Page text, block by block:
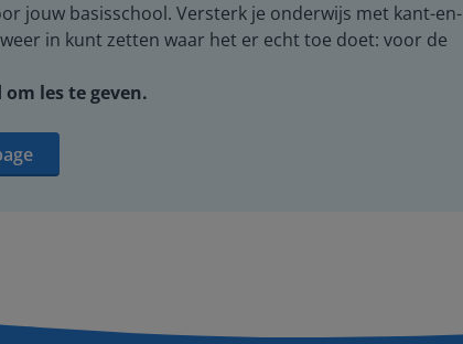
jouw basisschool. Versterk je onderwijs met kant-en-
in kunt zetten waar het er echt toe doet: voor de
les te geven.